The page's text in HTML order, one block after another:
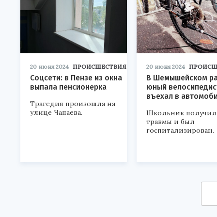
20 июня 2024 ПРОИСШЕСТВИЯ
Соцсети: в Пензе из окна
выпала пенсионерка
Трагедия произошла на
улице Чапаева.
20 июня 2024
В Шемышейском
юный
въехал в
Школьник получил
травмы и был
госпитализирован.